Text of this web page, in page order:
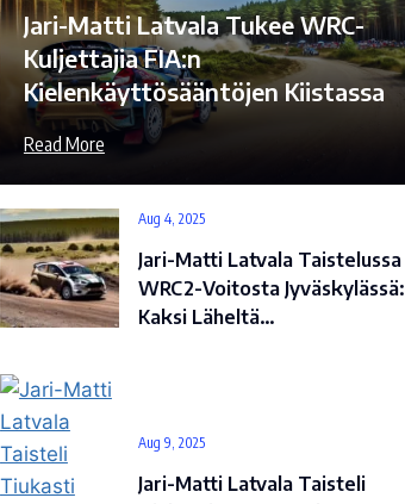
Jari-Matti Latvala Tukee WRC-
Kuljettajia FIA:n
Kielenkäyttösääntöjen Kiistassa
Read More
Aug 4, 2025
Jari-Matti Latvala Taistelussa
WRC2-Voitosta Jyväskylässä:
Kaksi Läheltä…
Aug 9, 2025
Jari-Matti Latvala Taisteli